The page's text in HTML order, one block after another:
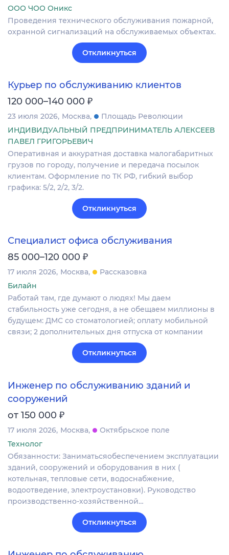
ООО ЧОО Оникс
Проведения технического обслуживания пожарной,
охранной сигнализаций на обслуживаемых объектах.
Откликнуться
Курьер по обслуживанию клиентов
120 000–140 000 ₽
23 июля 2026 Москва
Площадь Революции
ИНДИВИДУАЛЬНЫЙ ПРЕДПРИНИМАТЕЛЬ АЛЕКСЕЕВ
ПАВЕЛ ГРИГОРЬЕВИЧ
Оперативная и аккуратная доставка малогабаритных
грузов по городу, получение и передача посылок
клиентам. Оформление по ТК РФ, гибкий выбор
графика: 5/2, 2/2, 3/2.
Откликнуться
Специалист офиса обслуживания
85 000–120 000 ₽
17 июля 2026 Москва
Рассказовка
Билайн
Работай там, где думают о людях! Мы даем
стабильность уже сегодня, а не обещаем миллионы в
будущем: ДМС со стоматологией; оплату мобильной
связи; 2 дополнительных дня отпуска от компании​
Откликнуться
Инженер по обслуживанию зданий и
сооружений
от 150 000 ₽
17 июля 2026 Москва
Октябрьское поле
Технолог
Обязанности: Заниматьсяобеспечением эксплуатации
зданий, сооружений и оборудования в них (
котельная, тепловые сети, водоснабжение,
водоотведение, электроустановки). Руководство
производственно-хозяйственной…
Откликнуться